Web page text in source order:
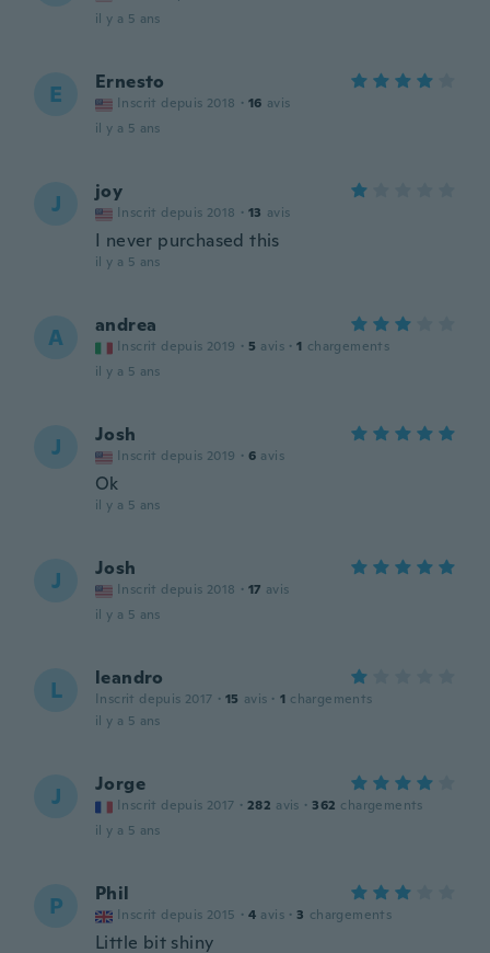
il y a 5 ans
E Ernesto
Inscrit depuis 2018 · 16 avis
il y a 5 ans
J joy
Inscrit depuis 2018 · 13 avis
I never purchased this
il y a 5 ans
A andrea
Inscrit depuis 2019 · 5 avis · 1 chargements
il y a 5 ans
J Josh
Inscrit depuis 2019 · 6 avis
Ok
il y a 5 ans
J Josh
Inscrit depuis 2018 · 17 avis
il y a 5 ans
L leandro
Inscrit depuis 2017 · 15 avis · 1 chargements
il y a 5 ans
J Jorge
Inscrit depuis 2017 · 282 avis · 362 chargements
il y a 5 ans
P Phil
Inscrit depuis 2015 · 4 avis · 3 chargements
Little bit shiny